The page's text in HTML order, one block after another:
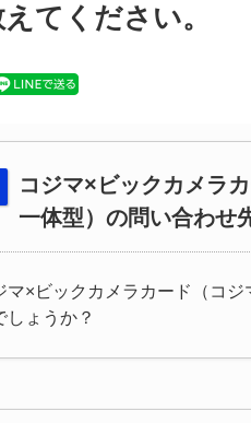
てください。
コジマ×ビックカメラ
一体型）の問い合わせ
マ×ビックカメラカード（コ
しょうか？